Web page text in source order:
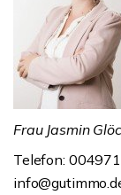
Frau Jasmin
Telefon: